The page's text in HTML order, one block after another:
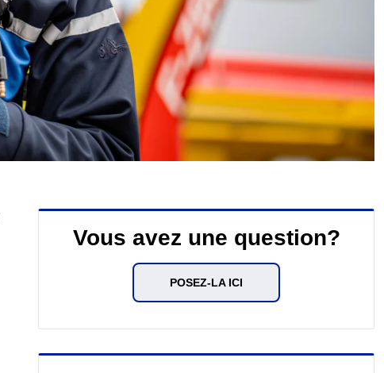
Vous avez une question?
POSEZ-LA ICI